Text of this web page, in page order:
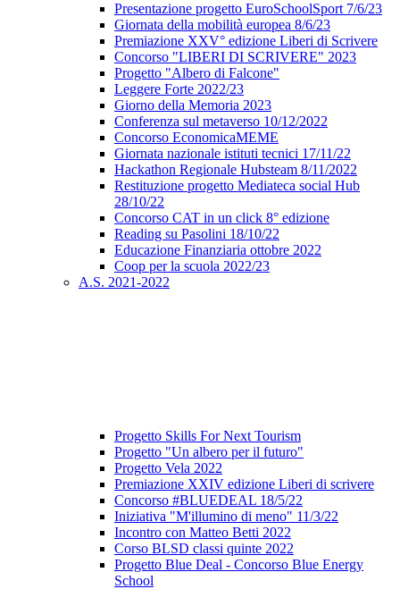
Presentazione progetto EuroSchoolSport 7/6/23
Giornata della mobilità europea 8/6/23
Premiazione XXV° edizione Liberi di Scrivere
Concorso "LIBERI DI SCRIVERE" 2023
Progetto "Albero di Falcone"
Leggere Forte 2022/23
Giorno della Memoria 2023
Conferenza sul metaverso 10/12/2022
Concorso EconomicaMEME
Giornata nazionale istituti tecnici 17/11/22
Hackathon Regionale Hubsteam 8/11/2022
Restituzione progetto Mediateca social Hub
28/10/22
Concorso CAT in un click 8° edizione
Reading su Pasolini 18/10/22
Educazione Finanziaria ottobre 2022
Coop per la scuola 2022/23
A.S. 2021-2022
Progetto Skills For Next Tourism
Progetto "Un albero per il futuro"
Progetto Vela 2022
Premiazione XXIV edizione Liberi di scrivere
Concorso #BLUEDEAL 18/5/22
Iniziativa "M'illumino di meno" 11/3/22
Incontro con Matteo Betti 2022
Corso BLSD classi quinte 2022
Progetto Blue Deal - Concorso Blue Energy
School